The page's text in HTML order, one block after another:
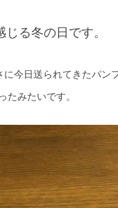
る冬の日です。
今日送られてきたパン
たみたいです。